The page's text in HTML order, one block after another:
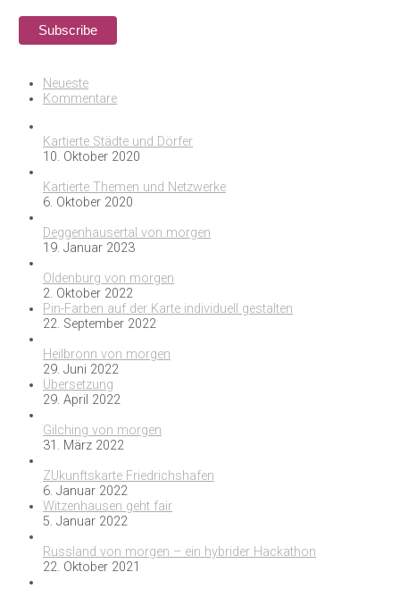
Neueste
Kommentare
Kartierte Städte und Dörfer
10. Oktober 2020
Kartierte Themen und Netzwerke
6. Oktober 2020
Deggenhausertal von morgen
19. Januar 2023
Oldenburg von morgen
2. Oktober 2022
Pin-Farben auf der Karte individuell gestalten
22. September 2022
Heilbronn von morgen
29. Juni 2022
Übersetzung
29. April 2022
Gilching von morgen
31. März 2022
ZUkunftskarte Friedrichshafen
6. Januar 2022
Witzenhausen geht fair
5. Januar 2022
Russland von morgen – ein hybrider Hackathon
22. Oktober 2021